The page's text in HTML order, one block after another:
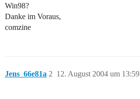
Win98?
Danke im Voraus,
comzine
Jens_66e81a 12. August 2004 um 13:59
2